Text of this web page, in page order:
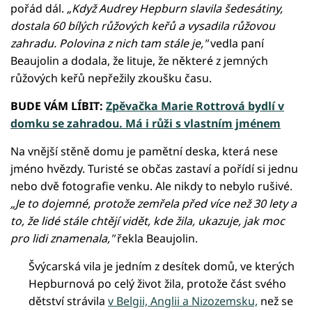
pořád dál. „Když Audrey Hepburn slavila šedesátiny,
dostala 60 bílých růžových keřů a vysadila růžovou
zahradu. Polovina z nich tam stále je,"vedla paní
Beaujolin a dodala, že lituje, že některé z jemných
růžových keřů nepřežily zkoušku času.
BUDE VÁM LÍBIT: Zpěvačka Marie Rottrová bydlí v
domku se zahradou. Má i růži s vlastním jménem
Na vnější stěně domu je pamětní deska, která nese
jméno hvězdy. Turisté se občas zastaví a pořídí si jednu
nebo dvě fotografie venku. Ale nikdy to nebylo rušivé.
„Je to dojemné, protože zemřela před více než 30 lety a
to, že lidé stále chtějí vidět, kde žila, ukazuje, jak moc
pro lidi znamenala,"řekla Beaujolin.
Švýcarská vila je jedním z desítek domů, ve kterých
Hepburnová po celý život žila, protože část svého
dětství strávilav Belgii, Anglii a Nizozemsku, než se